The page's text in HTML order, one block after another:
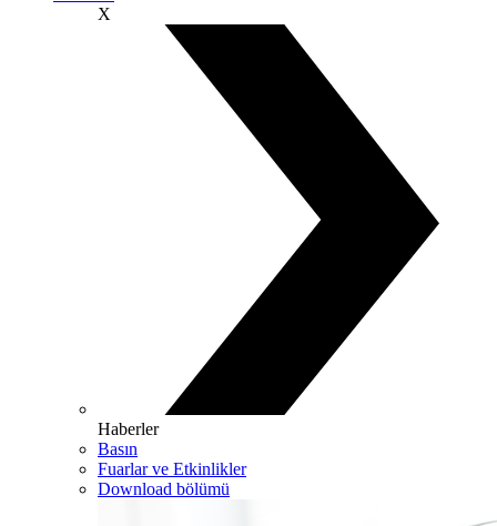
X
Haberler
Basın
Fuarlar ve Etkinlikler
Download bölümü